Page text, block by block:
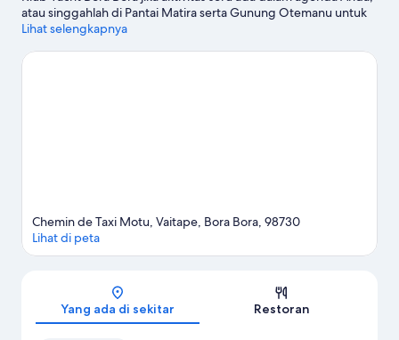
atau singgahlah di Pantai Matira serta Gunung Otemanu untuk
menjelajahi keindahan alam kawasan ini.
Lihat selengkapnya
Chemin de Taxi Motu, Vaitape, Bora Bora, 98730
Lihat di peta
Yang ada di sekitar Restoran